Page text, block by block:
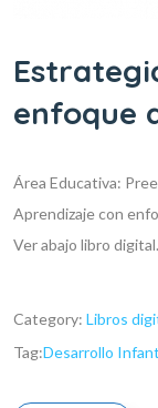
enfoque
Área Educativa:
Aprendizaje con
Ver abajo libro digital.
Category: Libros
Tag:Desarrollo